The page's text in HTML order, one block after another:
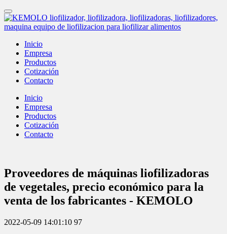
Inicio
Empresa
Productos
Cotización
Contacto
Inicio
Empresa
Productos
Cotización
Contacto
Proveedores de máquinas liofilizadoras
de vegetales, precio económico para la
venta de los fabricantes - KEMOLO
2022-05-09 14:01:10 97